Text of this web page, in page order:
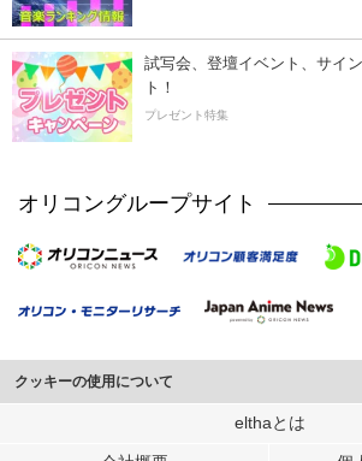
試写会、登壇イベント、サイ
ト！
プレゼント特集
オリコングループサイト
クッキーの使用について
このサイトでは Cookie を使用して、ユーザーに合わ
elthaとは